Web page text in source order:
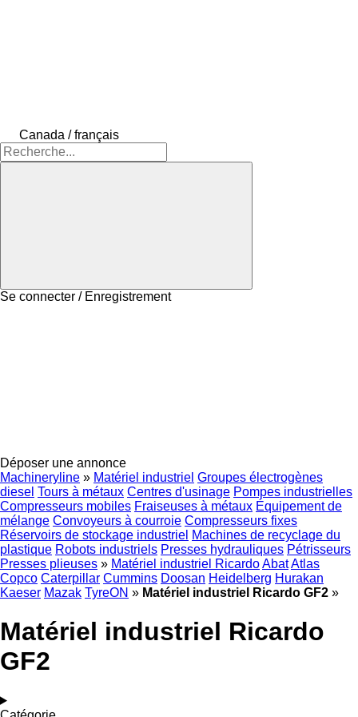
Canada / français
Se connecter / Enregistrement
Déposer une annonce
Machineryline » Matériel industriel Groupes électrogènes
diesel Tours à métaux Centres d'usinage Pompes industrielles
Compresseurs mobiles Fraiseuses à métaux Équipement de
mélange Convoyeurs à courroie Compresseurs fixes
Réservoirs de stockage industriel Machines de recyclage du
plastique Robots industriels Presses hydrauliques Pétrisseurs
Presses plieuses » Matériel industriel RicardoAbatAtlas
Copco Caterpillar Cummins Doosan Heidelberg Hurakan
Kaeser Mazak TyreON » Matériel industriel Ricardo GF2 »
Matériel industriel Ricardo
GF2